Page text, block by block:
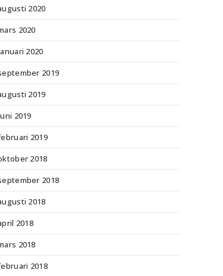
2020
2020
2020
2019
2019
2019
2019
2018
2018
2018
2018
2018
2018